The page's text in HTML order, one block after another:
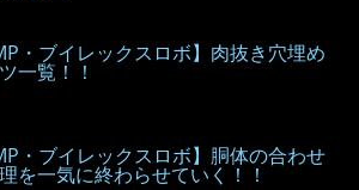
・ブイレックスロボ】肉抜き穴埋め
一覧！！
・ブイレックスロボ】胴体の合わせ
を一気に終わらせていく！！